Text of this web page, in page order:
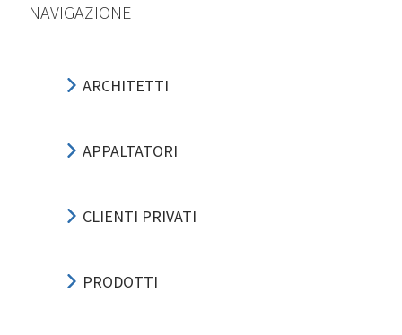
NAVIGAZIONE
ARCHITETTI
APPALTATORI
CLIENTI PRIVATI
PRODOTTI